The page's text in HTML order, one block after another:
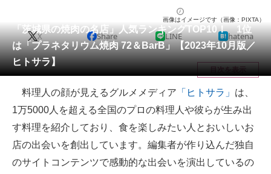
会員記事
メディア
注目記事を集めた総合ページ
ITの今と未来を見通す
スマホと通信の最新トレンド
進化するPCとデバイスの未来
「茨城県の焼肉の名店」人気ランキングTOP10！ 1位
は「プラネタリウム焼肉 72＆BarB」【2023年10月版／
ヒトサラ】
画像はイメージです（画像：PIXTA）
X Share LINE hatena
目次を表示
料理人の顔が見えるグルメメディア 「ヒトサラ」 は、
1万5000人を超える全国のプロの料理人や彼らが生み出
す料理を紹介しており、食を楽しみたい人とおいしいお
店の出会いを創出しています。編集者が作り込んだ独自
のサイトコンテンツで感動的な出会いを演出しているの